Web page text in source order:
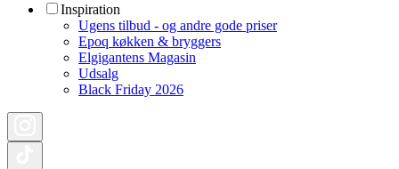
Inspiration
Ugens tilbud - og andre gode priser
Epoq køkken & bryggers
Elgigantens Magasin
Udsalg
Black Friday 2026